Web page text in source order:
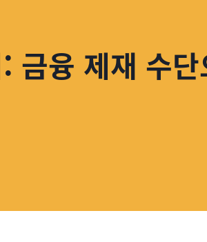
금융 제재 수